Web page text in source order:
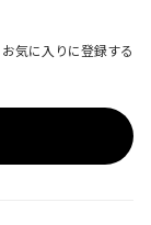
お気に入りに登録する